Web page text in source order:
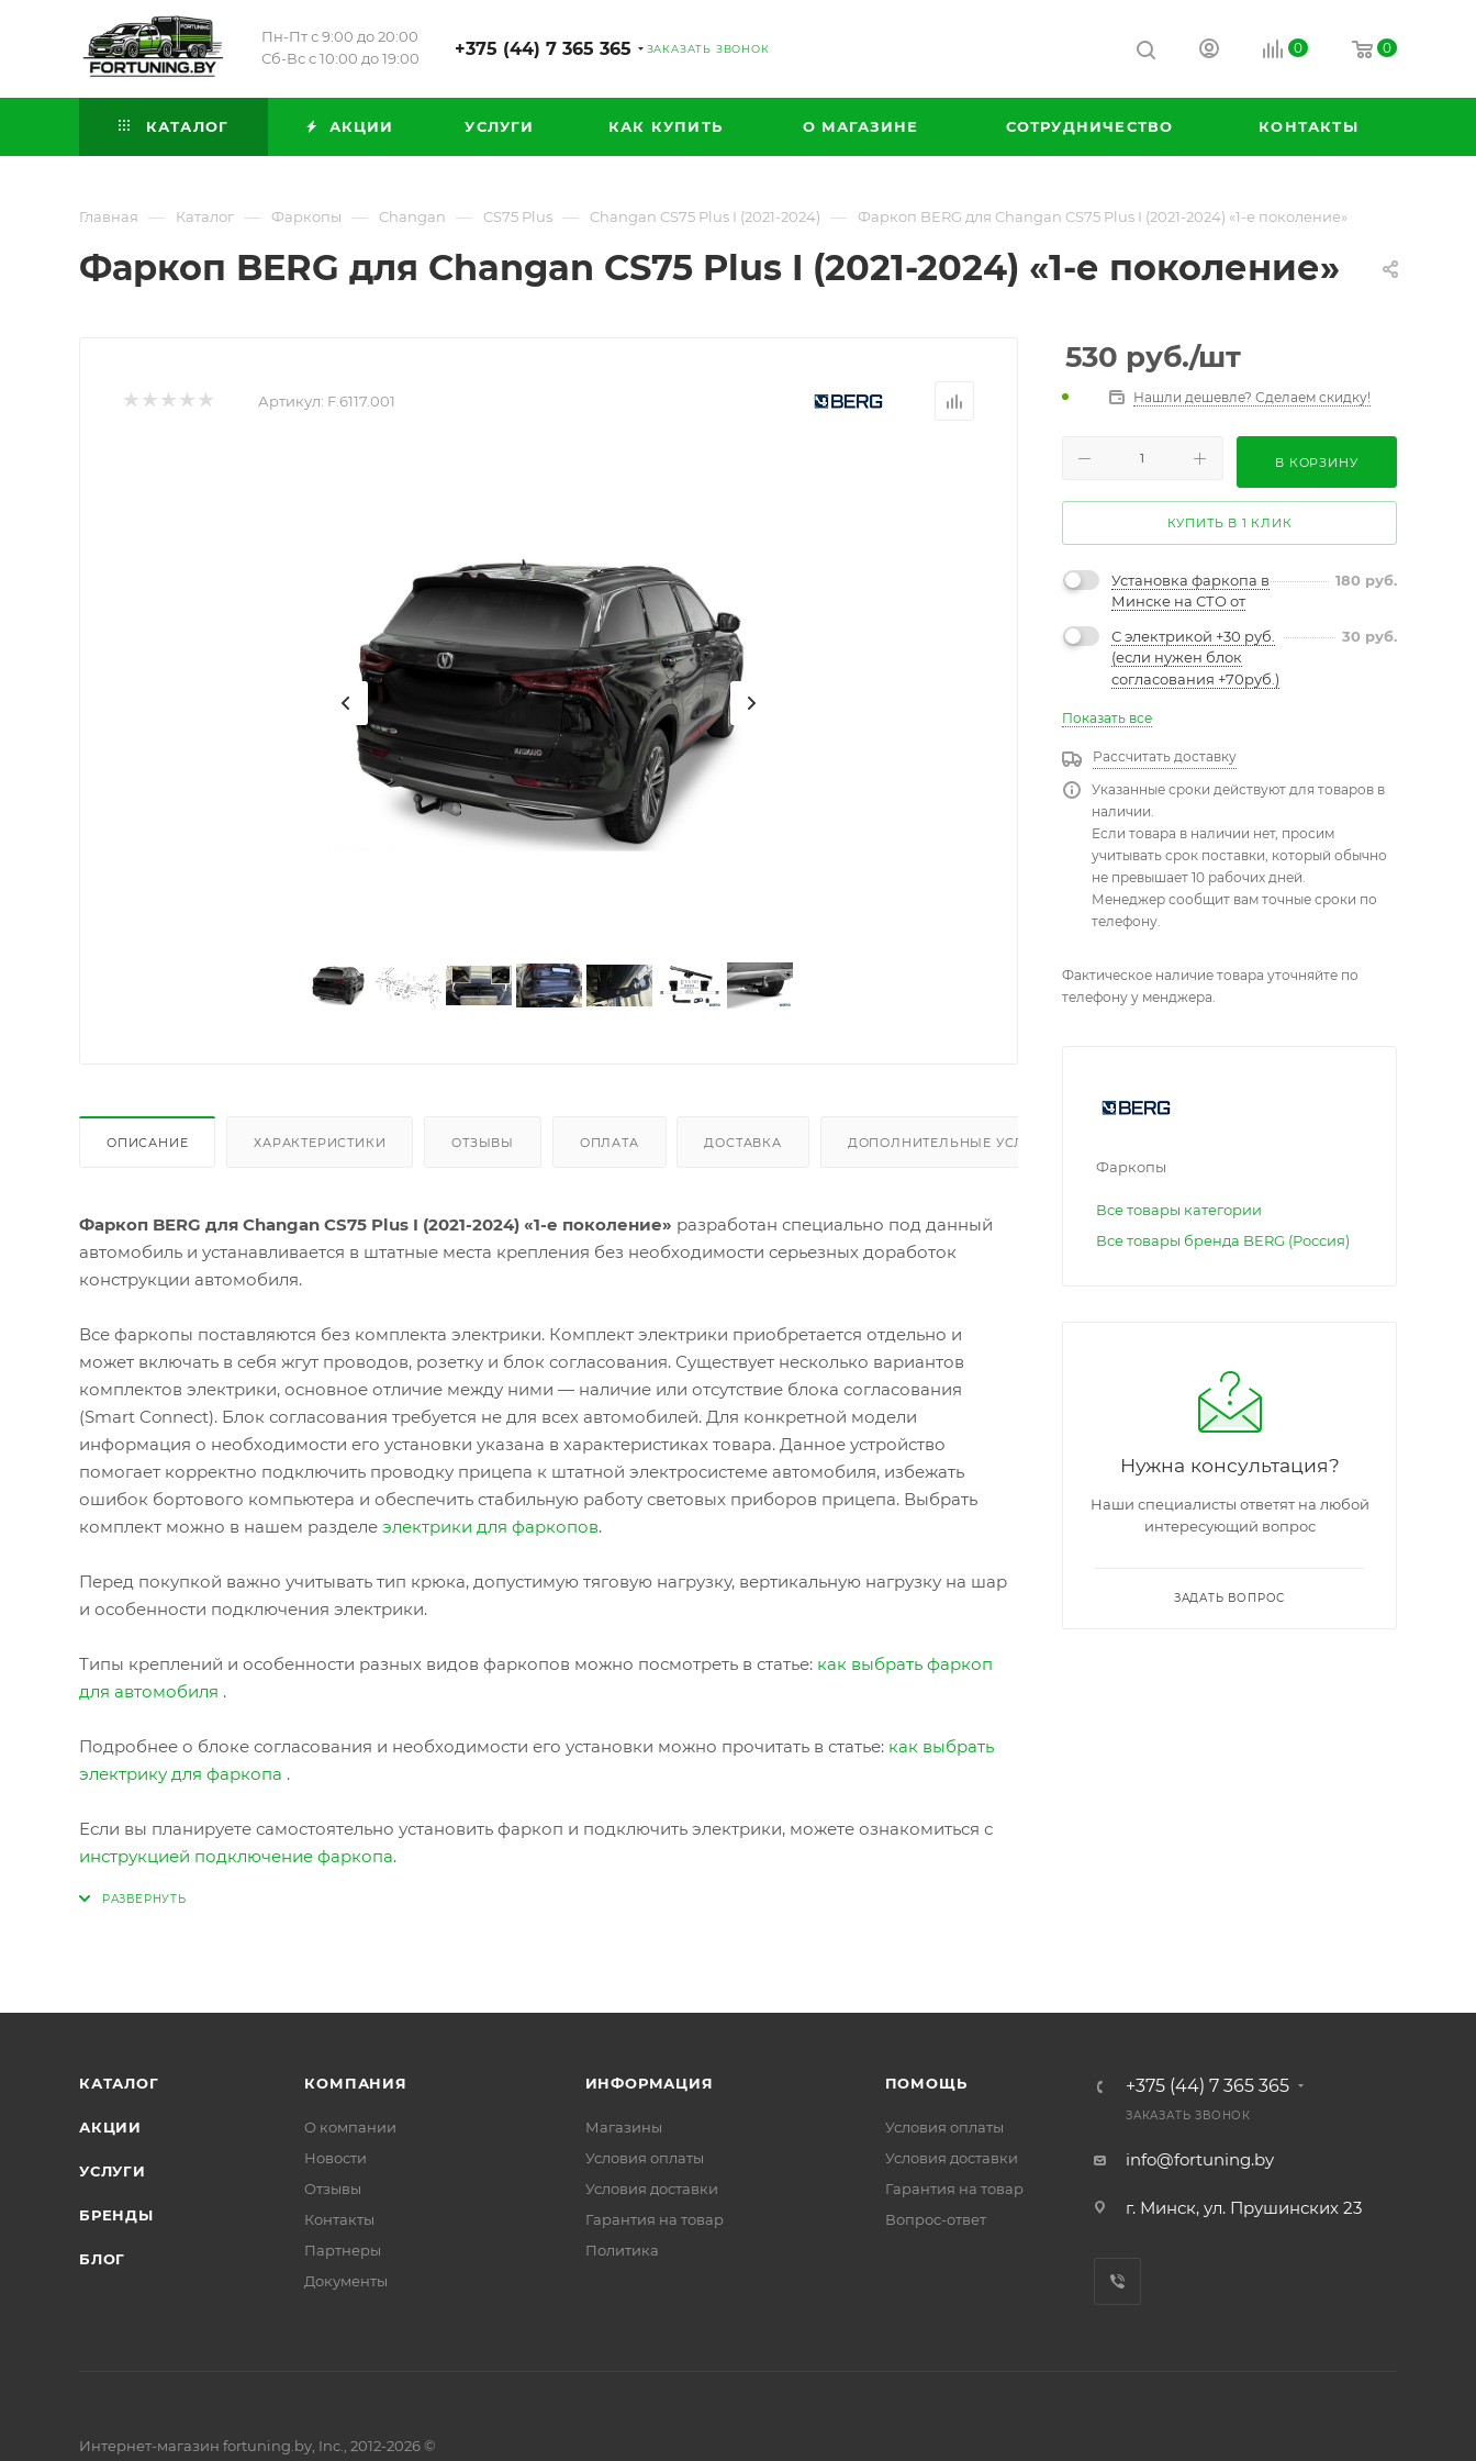
Пн-Пт с 9:00 до 20:00
Сб-Вс с 10:00 до 19:00
+375 (44) 7 365 365 ЗАКАЗАТЬ ЗВОНОК 0 0
КАТАЛОГ АКЦИИ УСЛУГИ КАК КУПИТЬ О МАГАЗИНЕ СОТРУДНИЧЕСТВО КОНТАКТЫ
Главная — Каталог — Фаркопы — Changan — CS75 Plus — Changan CS75 Plus I (2021-2024) — Фаркоп BERG для Changan CS75 Plus I (2021-2024) «1-е поколение»
Фаркоп BERG для Changan CS75 Plus I (2021-2024) «1-е поколение»
Артикул: F.6117.001
ОПИСАНИЕ ХАРАКТЕРИСТИКИ ОТЗЫВЫ ОПЛАТА ДОСТАВКА ДОПОЛНИТЕЛЬНЫЕ УСЛУГИ
Фаркоп BERG для Changan CS75 Plus I (2021-2024) «1-е поколение» разработан специально под данный
автомобиль и устанавливается в штатные места крепления без необходимости серьезных доработок
конструкции автомобиля.
Все фаркопы поставляются без комплекта электрики. Комплект электрики приобретается отдельно и
может включать в себя жгут проводов, розетку и блок согласования. Существует несколько вариантов
комплектов электрики, основное отличие между ними — наличие или отсутствие блока согласования
(Smart Connect). Блок согласования требуется не для всех автомобилей. Для конкретной модели
информация о необходимости его установки указана в характеристиках товара. Данное устройство
помогает корректно подключить проводку прицепа к штатной электросистеме автомобиля, избежать
ошибок бортового компьютера и обеспечить стабильную работу световых приборов прицепа. Выбрать
комплект можно в нашем разделе электрики для фаркопов.
Перед покупкой важно учитывать тип крюка, допустимую тяговую нагрузку, вертикальную нагрузку на шар
и особенности подключения электрики.
Типы креплений и особенности разных видов фаркопов можно посмотреть в статье: как выбрать фаркоп
для автомобиля .
Подробнее о блоке согласования и необходимости его установки можно прочитать в статье: как выбрать
электрику для фаркопа .
Если вы планируете самостоятельно установить фаркоп и подключить электрики, можете ознакомиться с
инструкцией подключение фаркопа.
530 руб./шт
Нашли дешевле? Сделаем скидку!
В КОРЗИНУ
КУПИТЬ В 1 КЛИК
Установка фаркопа в
Минске на СТО от
180 руб.
С электрикой +30 руб.
(если нужен блок
согласования +70руб.)
30 руб.
Показать все
Рассчитать доставку
Указанные сроки действуют для товаров в
наличии.
Если товара в наличии нет, просим
учитывать срок поставки, который обычно
не превышает 10 рабочих дней.
Менеджер сообщит вам точные сроки по
телефону.
Фактическое наличие товара уточняйте по
телефону у менджера.
Фаркопы
Все товары категории
Все товары бренда BERG (Россия)
Нужна консультация?
Наши специалисты ответят на любой
интересующий вопрос
ЗАДАТЬ ВОПРОС
КАТАЛОГ
АКЦИИ
УСЛУГИ
БРЕНДЫ
БЛОГ
КОМПАНИЯ
О компании
Новости
Отзывы
Контакты
Партнеры
Документы
ИНФОРМАЦИЯ
Магазины
Условия оплаты
Условия доставки
Гарантия на товар
Политика
ПОМОЩЬ
Условия оплаты
Условия доставки
Гарантия на товар
Вопрос-ответ
+375 (44) 7 365 365
ЗАКАЗАТЬ ЗВОНОК
info@fortuning.by
г. Минск, ул. Прушинских 23
Интернет-магазин fortuning.by, Inc., 2012-2026 ©